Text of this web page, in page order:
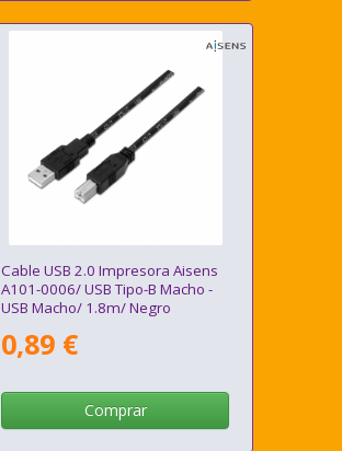
Cable USB 2.0 Impresora Aisens
A101-0006/ USB Tipo-B Macho -
USB Macho/ 1.8m/ Negro
0,89 €
Comprar